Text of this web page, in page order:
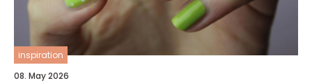
inspiration
08. May 2026